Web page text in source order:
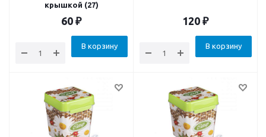
крышкой (27)
60 ₽
В корзину
120 ₽
В корзину